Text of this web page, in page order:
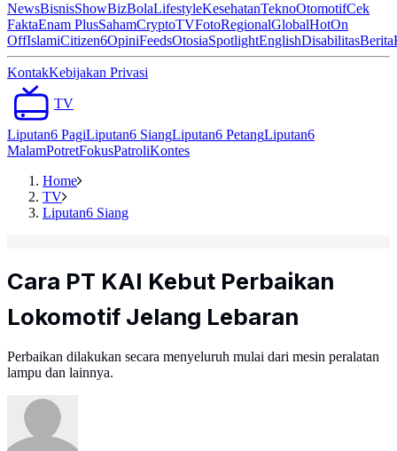
NewsBisnisShowBizBolaLifestyleKesehatanTeknoOtomotifCek
FaktaEnam PlusSahamCryptoTVFotoRegionalGlobalHotOn
OffIslamiCitizen6OpiniFeedsOtosiaSpotlightEnglishDisabilitasBerita
KontakKebijakan Privasi
TV
Liputan6 PagiLiputan6 SiangLiputan6 PetangLiputan6
MalamPotretFokusPatroliKontes
Home
TV
Liputan6 Siang
Cara PT KAI Kebut Perbaikan
Lokomotif Jelang Lebaran
Perbaikan dilakukan secara menyeluruh mulai dari mesin peralatan
lampu dan lainnya.